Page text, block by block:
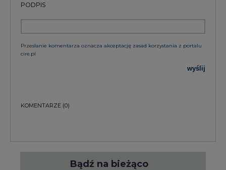
PODPIS
Przesłanie komentarza oznacza akceptację zasad korzystania z portalu
cire.pl
wyślij
KOMENTARZE (0)
Bądź na bieżąco